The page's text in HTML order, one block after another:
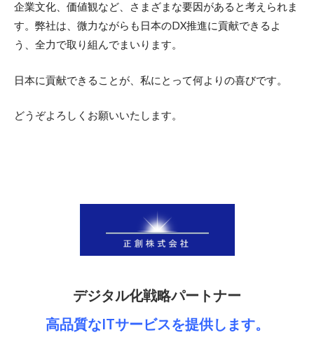
企業文化、価値観など、さまざまな要因があると考えられま
す。弊社は、微力ながらも日本のDX推進に貢献できるよ
う、全力で取り組んでまいります。
日本に貢献できることが、私にとって何よりの喜びです。
どうぞよろしくお願いいたします。
デジタル化戦略パートナー
高品質なITサービスを提供します。